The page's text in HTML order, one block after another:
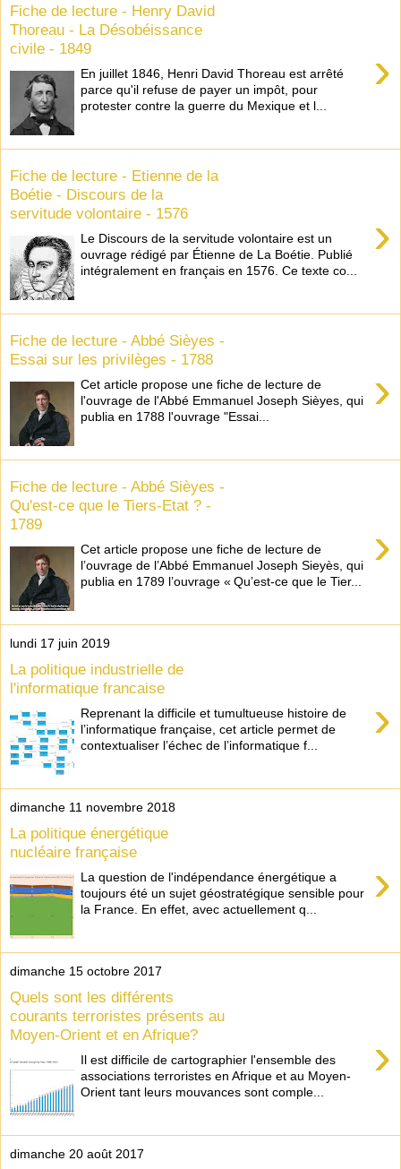
Fiche de lecture - Henry David
Thoreau - La Désobéissance
civile - 1849
›
En juillet 1846, Henri David Thoreau est arrêté
parce qu'il refuse de payer un impôt, pour
protester contre la guerre du Mexique et l...
Fiche de lecture - Etienne de la
Boétie - Discours de la
servitude volontaire - 1576
›
Le Discours de la servitude volontaire est un
ouvrage rédigé par Étienne de La Boétie. Publié
intégralement en français en 1576. Ce texte co...
Fiche de lecture - Abbé Sièyes -
Essai sur les privilèges - 1788
›
Cet article propose une fiche de lecture de
l'ouvrage de l'Abbé Emmanuel Joseph Sièyes, qui
publia en 1788 l'ouvrage "Essai...
Fiche de lecture - Abbé Sièyes -
Qu'est-ce que le Tiers-Etat ? -
1789
›
Cet article propose une fiche de lecture de
l’ouvrage de l’Abbé Emmanuel Joseph Sieyès, qui
publia en 1789 l’ouvrage « Qu’est-ce que le Tier...
lundi 17 juin 2019
La politique industrielle de
l'informatique francaise
›
Reprenant la difficile et tumultueuse histoire de
l’informatique française, cet article permet de
contextualiser l’échec de l’informatique f...
dimanche 11 novembre 2018
La politique énergétique
nucléaire française
›
La question de l'indépendance énergétique a
toujours été un sujet géostratégique sensible pour
la France. En effet, avec actuellement q...
dimanche 15 octobre 2017
Quels sont les différents
courants terroristes présents au
Moyen-Orient et en Afrique?
›
Il est difficile de cartographier l'ensemble des
associations terroristes en Afrique et au Moyen-
Orient tant leurs mouvances sont comple...
dimanche 20 août 2017